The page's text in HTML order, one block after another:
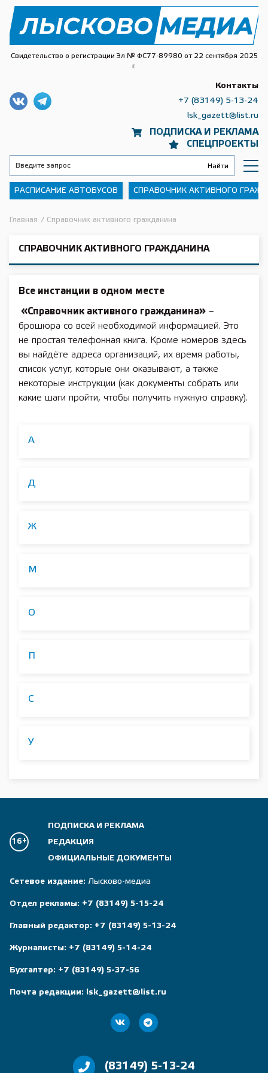
Свидетельство о регистрации Эл № ФС77-89980 от 22 сентября 2025
г.
ПОДПИСКА И РЕКЛАМА
СПЕЦПРОЕКТЫ
Контакты
+7 (83149) 5-13-24
lsk_gazett@list.ru
РАСПИСАНИЕ АВТОБУСОВ СПРАВОЧНИК АКТИВНОГО
Главная / Справочник активного гражданина
СПРАВОЧНИК АКТИВНОГО ГРАЖДАНИНА
Все инстанции в одном месте
«Справочник активного гражданина» –
брошюра со всей необходимой информацией. Это
не простая телефонная книга. Кроме номеров здесь
вы найдёте адреса организаций, их время работы,
список услуг, которые они оказывают, а также
некоторые инструкции (как документы собрать или
какие шаги пройти, чтобы получить нужную справку).
A
Д
Ж
М
О
П
С
У
16+
ПОДПИСКА И РЕКЛАМА
РЕДАКЦИЯ
ОФИЦИАЛЬНЫЕ ДОКУМЕНТЫ
Сетевое издание: Лысково-медиа
Отдел рекламы: +7 (83149) 5-15-24
Главный редактор: +7 (83149) 5-13-24
Журналисты: +7 (83149) 5-14-24
Бухгалтер: +7 (83149) 5-37-56
Почта редакции: lsk_gazett@list.ru
(83149) 5-13-24